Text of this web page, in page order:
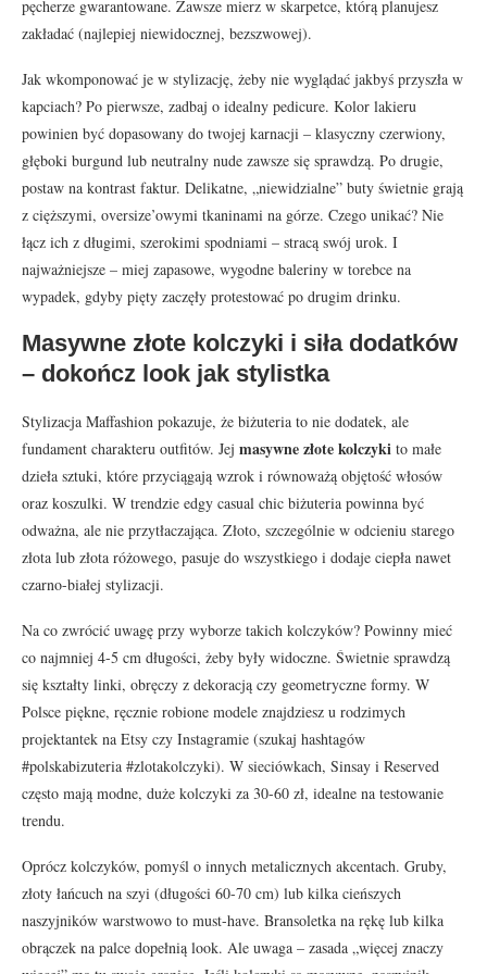
pęcherze gwarantowane. Zawsze mierz w skarpetce, którą planujesz
zakładać (najlepiej niewidocznej, bezszwowej).
Jak wkomponować je w stylizację, żeby nie wyglądać jakbyś przyszła w
kapciach? Po pierwsze, zadbaj o idealny pedicure. Kolor lakieru
powinien być dopasowany do twojej karnacji – klasyczny czerwiony,
głęboki burgund lub neutralny nude zawsze się sprawdzą. Po drugie,
postaw na kontrast faktur. Delikatne, „niewidzialne” buty świetnie grają
z cięższymi, oversize’owymi tkaninami na górze. Czego unikać? Nie
łącz ich z długimi, szerokimi spodniami – stracą swój urok. I
najważniejsze – miej zapasowe, wygodne baleriny w torebce na
wypadek, gdyby pięty zaczęły protestować po drugim drinku.
Masywne złote kolczyki i siła dodatków
– dokończ look jak stylistka
Stylizacja Maffashion pokazuje, że biżuteria to nie dodatek, ale
fundament charakteru outfitów. Jej masywne złote kolczyki to małe
dzieła sztuki, które przyciągają wzrok i równoważą objętość włosów
oraz koszulki. W trendzie edgy casual chic biżuteria powinna być
odważna, ale nie przytłaczająca. Złoto, szczególnie w odcieniu starego
złota lub złota różowego, pasuje do wszystkiego i dodaje ciepła nawet
czarno-białej stylizacji.
Na co zwrócić uwagę przy wyborze takich kolczyków? Powinny mieć
co najmniej 4-5 cm długości, żeby były widoczne. Świetnie sprawdzą
się kształty linki, obręczy z dekoracją czy geometryczne formy. W
Polsce piękne, ręcznie robione modele znajdziesz u rodzimych
projektantek na Etsy czy Instagramie (szukaj hashtagów
#polskabizuteria #zlotakolczyki). W sieciówkach, Sinsay i Reserved
często mają modne, duże kolczyki za 30-60 zł, idealne na testowanie
trendu.
Oprócz kolczyków, pomyśl o innych metalicznych akcentach. Gruby,
złoty łańcuch na szyi (długości 60-70 cm) lub kilka cieńszych
naszyjników warstwowo to must-have. Bransoletka na rękę lub kilka
obrączek na palce dopełnią look. Ale uwaga – zasada „więcej znaczy